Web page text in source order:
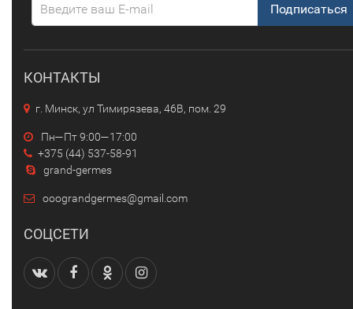
Подписаться
КОНТАКТЫ
г. Минск, ул Тимирязева, 46В, пом. 29
Пн—Пт 9:00—17:00
+375 (44) 537-58-91
grand-germes
ooograndgermes@gmail.com
СОЦСЕТИ